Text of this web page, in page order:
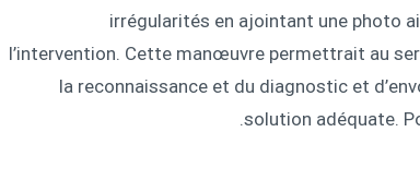
irrégularités en ajointant une photo
l’intervention. Cette manœuvre permettrait au
la reconnaissance et du diagnostic et
solution adéquate.
.